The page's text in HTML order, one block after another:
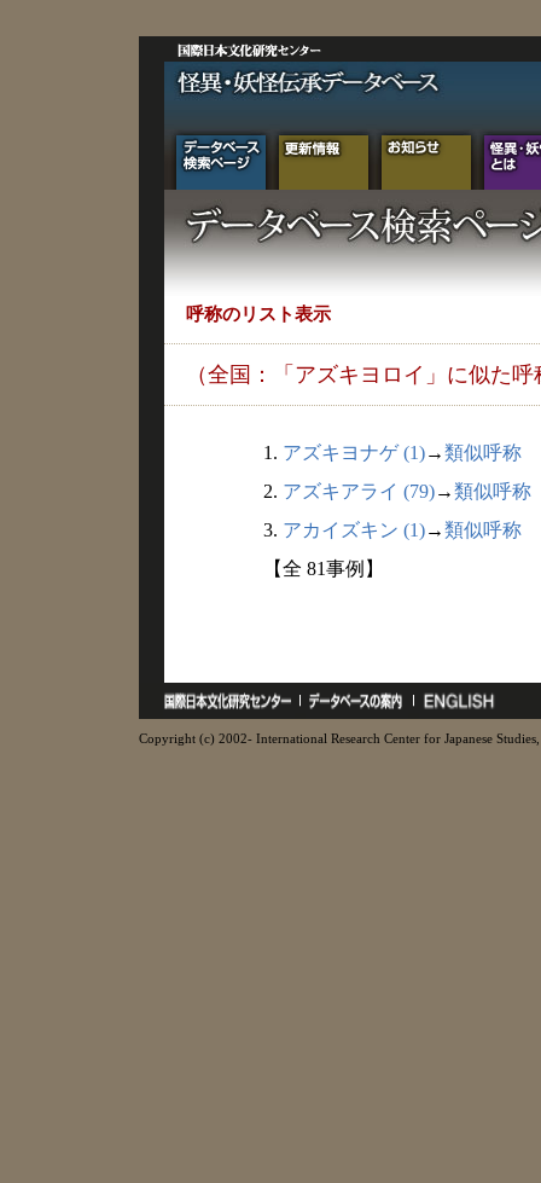
呼称のリスト表示
（全国：「アズキヨロイ」に似た呼
1. アズキヨナゲ (1)→類似呼称
2. アズキアライ (79)→類似呼称
3. アカイズキン (1)→類似呼称
【全 81事例】
Copyright (c) 2002- International Research Center for Japanese